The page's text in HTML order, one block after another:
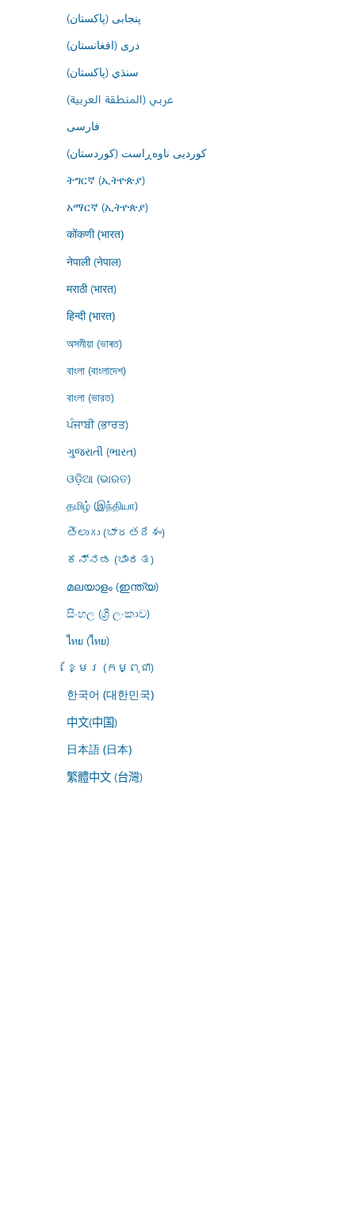
پنجابی (پاکستان)
درى (افغانستان)
سنڌي (پاکستان)
عربي (المنطقة العربية)
فارسى
کوردیی ناوەڕاست (کوردستان)
ትግርኛ (ኢትዮጵያ)
አማርኛ (ኢትዮጵያ)
कोंकणी (भारत)
नेपाली (नेपाल)
मराठी (भारत)
हिन्दी (भारत)
অসমীয়া (ভাৰত)
বাংলা (বাংলাদেশ)
বাংলা (ভারত)
ਪੰਜਾਬੀ (ਭਾਰਤ)
ગુજરાતી (ભારત)
ଓଡ଼ିଆ (ଭାରତ)
தமிழ் (இந்தியா)
తెలుగు (భారతదేశం)
ಕನ್ನಡ (ಭಾರತ)
മലയാളം (ഇന്ത്യ)
සිංහල (ශ්‍රී ලංකාව)
ไทย (ไทย)
ខ្មែរ (កម្ពុជា)
한국어 (대한민국)
中文(中国)
日本語 (日本)
繁體中文 (台灣)